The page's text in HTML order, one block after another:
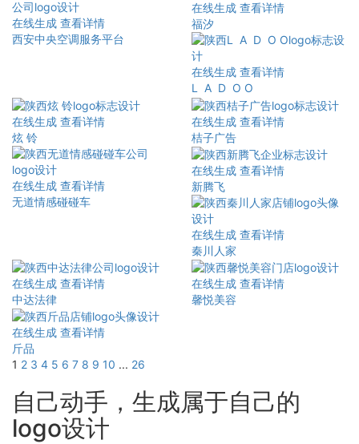
在线生成 查看详情
西安中央空调服务平台
在线生成 查看详情
福汐
在线生成 查看详情
L A D O O
在线生成 查看详情
炫 铃
在线生成 查看详情
桔子广告
在线生成 查看详情
无道情感碰碰车
在线生成 查看详情
新腾飞
在线生成 查看详情
秦川人家
在线生成 查看详情
中达法律
在线生成 查看详情
馨悦美容
在线生成 查看详情
斤品
1 2 3 4 5 6 7 8 9 10 ... 26
自己动手，生成属于自己的
logo设计